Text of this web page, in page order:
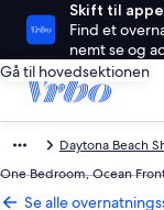
Skift til
Find et
nemt se og
Gå til hovedsektionen
Daytona Beach
One Bedroom, Ocean
Se alle